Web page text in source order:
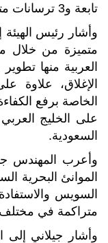
تابعة و3 ترسانات متخصصة في أعمال بناء وصيانة السفن.
وأشار رئيس
متميزة من خلال
الإغلاق، علاوة
الخاصة برفع
على الخليج
السعودية.
وأعرب المهندس
الموانئ البحرية
السويس
متراكمة في مختلف
وأشار جيلاني إلى